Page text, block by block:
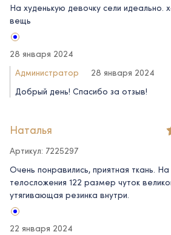
На худенькую девочку сели идеально.
вещь
28 января 2024
Администратор
28 января 2024
Добрый день! Спасибо за отзыв!
Наталья
Артикул: 7225297
Очень понравились, приятная ткань.
телосложения 122 размер чуток
утягивающая резинка внутри.
22 января 2024